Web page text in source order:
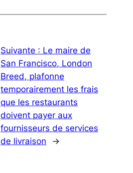
Suivante : Le maire de
San Francisco, London
Breed, plafonne
temporairement les frais
que les restaurants
doivent payer aux
fournisseurs de services
de livraison
→